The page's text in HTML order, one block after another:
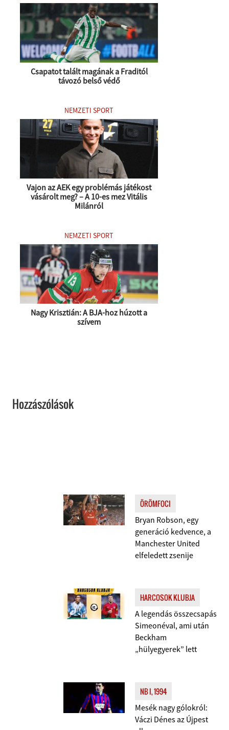
Csapatot talált magának a Fraditól
távozó belső védő
NEMZETI SPORT
Vajon az AEK egy problémás játékost
vásárolt meg? – A 10-es mez Vitális
Milánról
NEMZETI SPORT
Nagy Krisztián: A BJA-hoz húzott a
szívem
Hozzászólások
ÖRÖMFOCI
Bryan Robson, egy
generáció kedvence, a
Manchester United
elfeledett zsenije
HARCOSOK KLUBJA
A legendás összecsapás
Simeonéval, ami után
Beckham
„hülyegyerek” lett
NB I, 1994
Mesék nagy gólokról:
Váczi Dénes az Újpest